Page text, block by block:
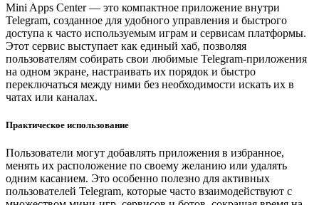
Mini Apps Center — это компактное приложение внутри
Telegram, созданное для удобного управления и быстрого
доступа к часто используемым играм и сервисам платформы.
Этот сервис выступает как единый хаб, позволяя
пользователям собирать свои любимые Telegram-приложения
на одном экране, настраивать их порядок и быстро
переключаться между ними без необходимости искать их в
чатах или каналах.
Практическое использование
Пользователи могут добавлять приложения в избранное,
менять их расположение по своему желанию или удалять
одним касанием. Это особенно полезно для активных
пользователей Telegram, которые часто взаимодействуют с